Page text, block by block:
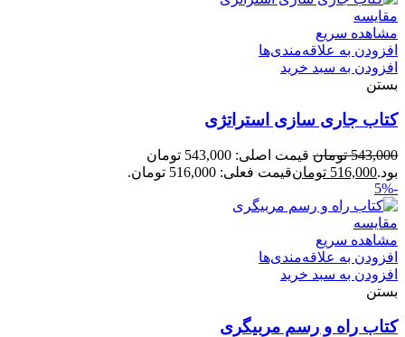
مقایسه
مشاهده سریع
افزودن به علاقه‌مندی‌ها
افزودن به سبد خرید
بستن
کتاب جاری سازی استراتژی
543,000 تومان
قیمت اصلی: 543,000 تومان
بود.516,000 تومانقیمت فعلی: 516,000 تومان.
-5%
مقایسه
مشاهده سریع
افزودن به علاقه‌مندی‌ها
افزودن به سبد خرید
بستن
کتاب راه‌ و رسم مربیگری